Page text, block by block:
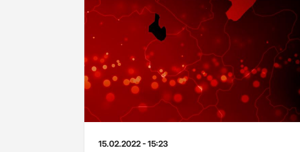
15.02.2022 - 15:23